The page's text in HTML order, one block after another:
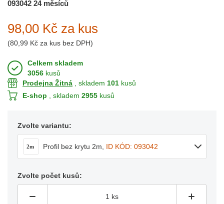
093042 24 měsíců
98,00 Kč za kus
(80,99 Kč za kus bez DPH)
Celkem skladem
3056 kusů
Prodejna Žitná , skladem 101 kusů
E-shop , skladem 2955 kusů
Zvolte variantu:
2m Profil bez krytu 2m, ID KÓD: 093042
Zvolte počet kusů: